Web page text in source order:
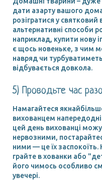
дати азарту вашого
розігратися у святковий
альтернативні способи
наприклад, купити нову
є щось новеньке, з чим
навряд чи
відбувається довкола.
5) Проводьте час
Намагайтеся
вихованцем
цей день вихованці
нервозними,
ними — це їх
грайте в хованки або
його чимось особливо
увечері.